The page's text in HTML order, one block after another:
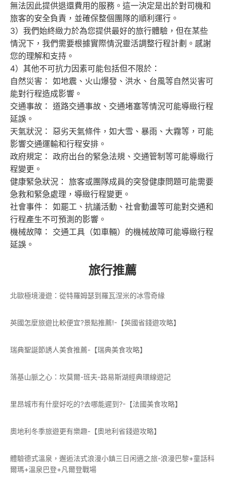
無法因此提供退還費用的服務。這一決定是出於對司機和
旅客的安全負責，並確保整個團隊的順利運行。
3）我們始終緻力於為您提供最好的旅行體驗，但在某些
情況下，我們需要根據實際情況靈活調整行程計劃。感謝
您的理解和支持。
4）其他不可抗力因素可能包括但不限於：
自然災害： 如地震、火山爆發、洪水、台風等自然災害可
能對行程造成影響。
交通事故： 道路交通事故、交通堵塞等情況可能導緻行程
延誤。
天氣狀況： 惡劣天氣條件，如大雪、暴雨、大霧等，可能
影響交通運輸和行程安排。
政府規定： 政府出台的緊急法規、交通管制等可能導緻行
程變更。
健康緊急狀況： 旅客或團隊成員的突發健康問題可能需要
急救和緊急處理，導緻行程變更。
社會事件： 如罷工、抗議活動、社會動盪等可能對交通和
行程產生不可預測的影響。
機械故障： 交通工具（如車輛）的機械故障可能導緻行程
延誤。
旅行推薦
北歐極境漫遊：從特羅姆瑟到羅瓦涅米的冰雪奇緣
英國怎麼旅遊比較便宜?景點推薦!-【英國省錢遊攻略】
瑞典聖誕節誘人美食推薦-【瑞典美食攻略】
落基山脈之心：坎莫爾-班夫-路易斯湖經典環線遊記
里昂城市有什麼好吃的?去哪能遲到?-【法國美食攻略】
奧地利冬季旅遊更有樂趣-【奧地利省錢遊攻略】
體驗德式溫泉，邂逅法式浪漫小鎮三日闲適之旅-浪漫巴黎+童話科
爾瑪+溫泉巴登+凡爾登戰場